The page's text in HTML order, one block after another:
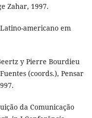
Zahar, 1997.
Latino-americano em
y Pierre Bourdieu
(coords.), Pensar
da Comunicação